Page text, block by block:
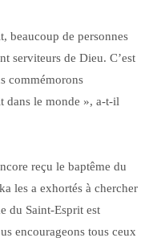
beaucoup de personnes
serviteurs de Dieu. C’est
commémorons
dans le monde », a-t-il
reçu le baptême du
les a exhortés à chercher
du Saint-Esprit est
encourageons tous ceux